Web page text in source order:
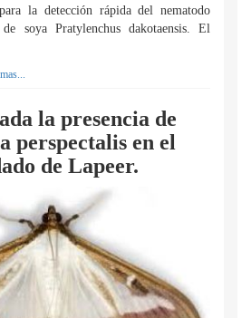
la detección rápida del nematodo
soya Pratylenchus dakotaensis. El
la presencia de
perspectalis en el
de Lapeer.